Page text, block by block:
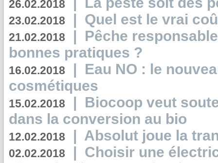
26.02.2018
23.02.2018 | Quel est le vrai
21.02.2018 | Pêche
bonnes pratiques ?
16.02.2018 | Eau NO : le
cosmétiques
15.02.2018 | Biocoop veut
dans la conversion au bio
12.02.2018 | Absolut joue la
02.02.2018 | Choisir une